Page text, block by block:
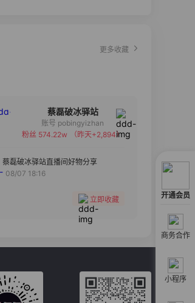
开通会员
商务合作
小程序
更多收藏
蔡磊破冰驿站
备注
分组
账号 pobingyizhan
粉丝 574.22w
（昨天+2,894）
蔡磊破冰驿站直播间好物分享
08/07 18:16
立即收藏